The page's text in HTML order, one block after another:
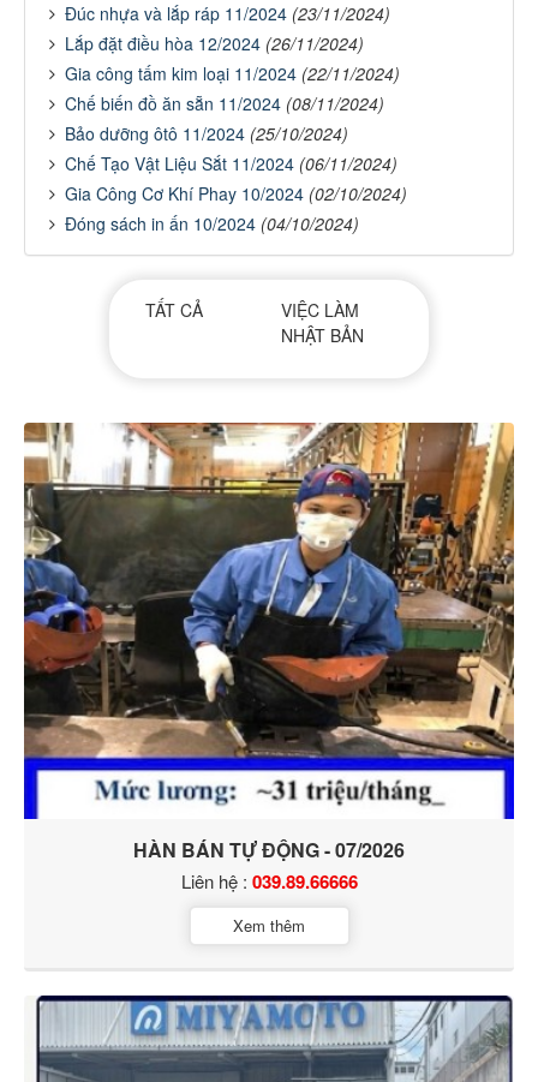
Đúc nhựa và lắp ráp 11/2024 (23/11/2024)
Lắp đặt điều hòa 12/2024 (26/11/2024)
Gia công tấm kim loại 11/2024 (22/11/2024)
Chế biến đồ ăn sẵn 11/2024 (08/11/2024)
Bảo dưỡng ôtô 11/2024 (25/10/2024)
Chế Tạo Vật Liệu Sắt 11/2024 (06/11/2024)
Gia Công Cơ Khí Phay 10/2024 (02/10/2024)
Đóng sách in ấn 10/2024 (04/10/2024)
TẤT CẢ
VIỆC LÀM
NHẬT BẢN
HÀN BÁN TỰ ĐỘNG - 07/2026
Liên hệ : 039.89.66666
Xem thêm